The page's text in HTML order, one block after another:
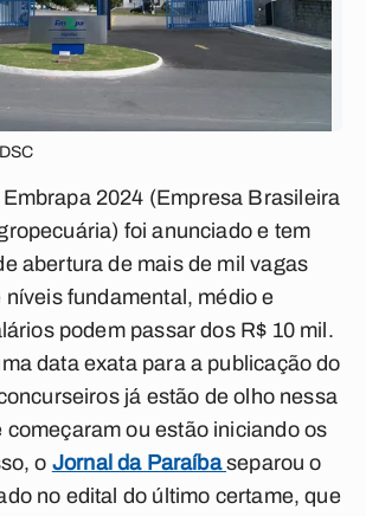
2024 (Empresa Brasileira
foi anunciado e tem
abertura de mais de mil vagas
níveis fundamental, médio e
podem passar dos R$ 10 mil.
data exata para a publicação do
já estão de olho nessa
começaram ou estão iniciando os
o Jornal da Paraíbaseparou o
no edital do último certame, que